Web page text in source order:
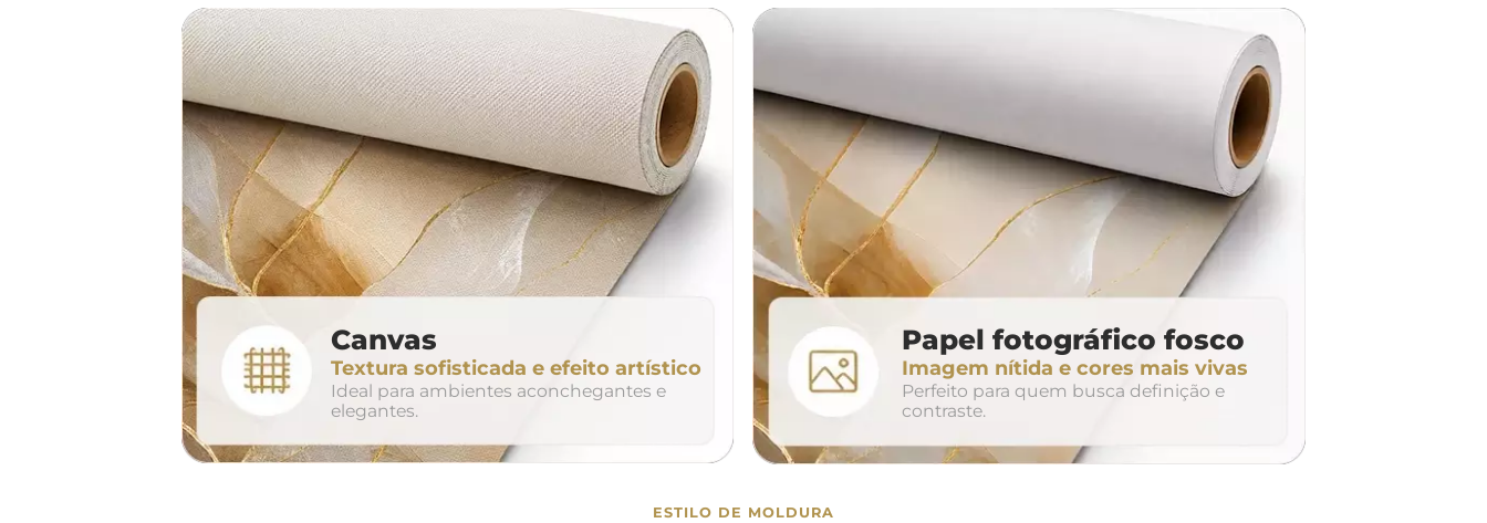
largura aproximada
160cm 200cm 240cm
280cm 320cm
conjunto
avulso duo trio
dúvidas? Fale com nossa
equipe de atendimento!
Canvas
Textura sofisticada e efeito artístico
Ideal para ambientes aconchegantes e
elegantes.
Papel fotográfico fosco
Imagem nítida e cores mais vivas
Perfeito para quem busca definição e
contraste.
ESTILO DE MOLDURA